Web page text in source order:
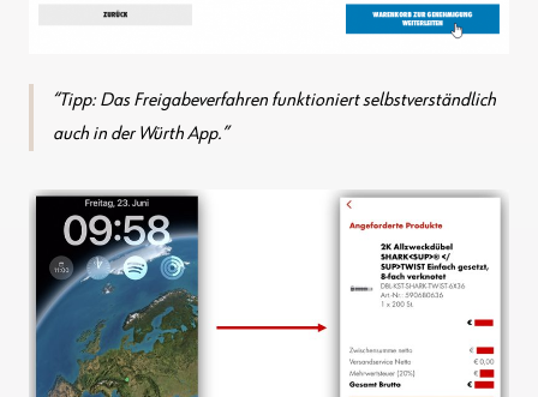
Tipp: Das Freigabeverfahren funktioniert selbstverständlich
auch in der Würth App.